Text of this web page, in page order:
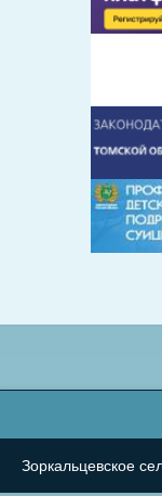
Зоркальцевское